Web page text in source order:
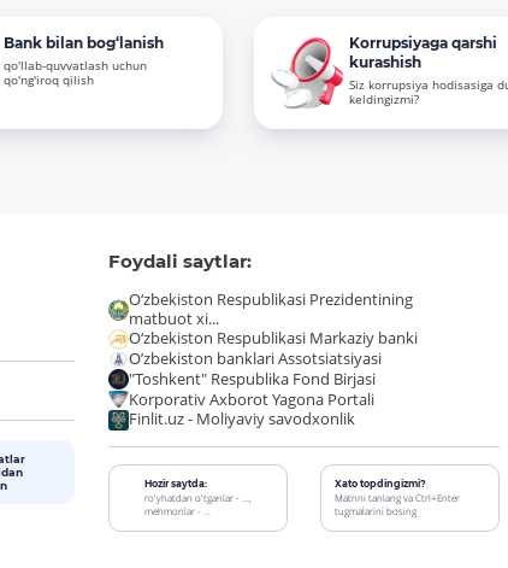
Bank bilan bog‘lanish
qo'llab-quvvatlash uchun
qo'ng'iroq qilish
Korrupsiyaga qarshi
kurashish
Siz korrupsiya hodisasiga
keldingizmi?
Foydali saytlar:
O‘zbekiston Respublikasi Prezidentining
matbuot xi...
O‘zbekiston Respublikasi Markaziy banki
O’zbekiston banklari Assotsiatsiyasi
"Toshkent" Respublika Fond Birjasi
Korporativ Axborot Yagona Portali
Finlit.uz - Moliyaviy savodxonlik
Hozir saytda:
ro'yhatdan o'tganlar - ...,
mehmonlar - ...
Xato topdingizmi?
Matnni tanlang va Ctrl+Enter
tugmalarini bosing